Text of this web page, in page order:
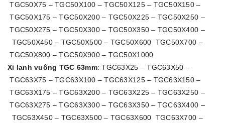
TGC50X75 – TGC50X100 – TGC50X125 – TGC50X150 –
TGC50X175 – TGC50X200 – TGC50X225 – TGC50X250 –
TGC50X275 – TGC50X300 – TGC50X350 – TGC50X400 –
TGC50X450 – TGC50X500 – TGC50X600 TGC50X700 –
TGC50X800 – TGC50X900 – TGC50X1000
Xi lanh vuông TGC 63mm: TGC63X25 – TGC63X50 –
TGC63X75 – TGC63X100 – TGC63X125 – TGC63X150 –
TGC63X175 – TGC63X200 – TGC63X225 – TGC63X250 –
TGC63X275 – TGC63X300 – TGC63X350 – TGC63X400 –
TGC63X450 – TGC63X500 – TGC63X600 TGC63X700 –